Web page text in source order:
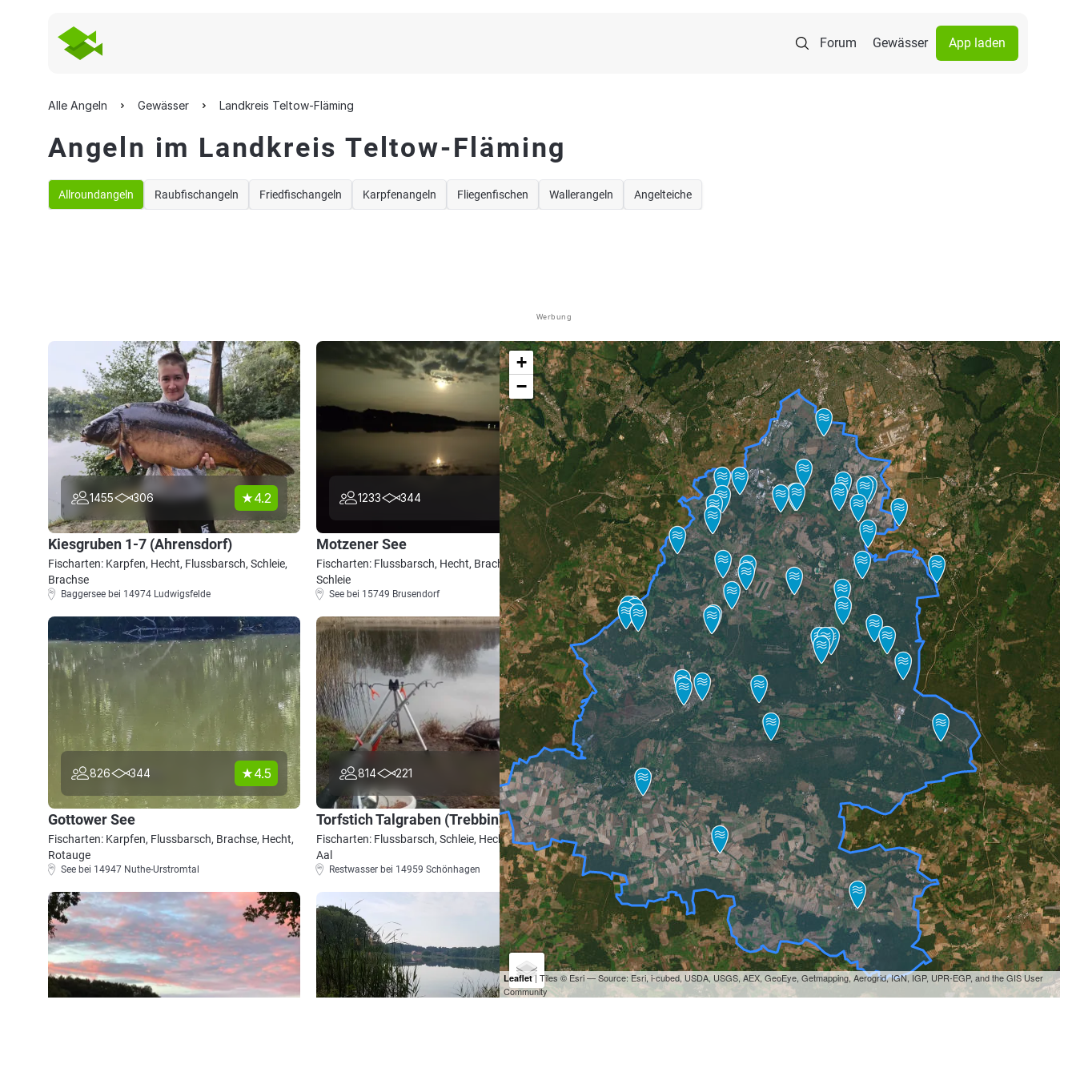
Forum Gewässer App laden
Alle Angeln Gewässer Landkreis Teltow-Fläming
Angeln im Landkreis Teltow-Fläming
Allroundangeln Raubfischangeln Friedfischangeln Karpfenangeln Fliegenfischen Wallerangeln Angelteiche
Werbung
1455 306 4.2
Kiesgruben 1-7 (Ahrensdorf)
Fischarten: Karpfen, Hecht, Flussbarsch, Schleie,
Brachse
Baggersee bei 14974 Ludwigsfelde
1233 344 4.3
Motzener See
Fischarten: Flussbarsch, Hecht, Brachse, Rotfeder,
Schleie
See bei 15749 Brusendorf
826 344 4.5
Gottower See
Fischarten: Karpfen, Flussbarsch, Brachse, Hecht,
Rotauge
See bei 14947 Nuthe-Urstromtal
814 221 4.2
Torfstich Talgraben (Trebbin)
Fischarten: Flussbarsch, Schleie, Hecht, Karpfen,
Aal
Restwasser bei 14959 Schönhagen
+
−
Leaflet| Tiles © Esri — Source: Esri, i-cubed, USDA, USGS, AEX, GeoEye, Getmapping, Aerogrid, IGN, IGP, UPR-EGP, and the GIS User
Community